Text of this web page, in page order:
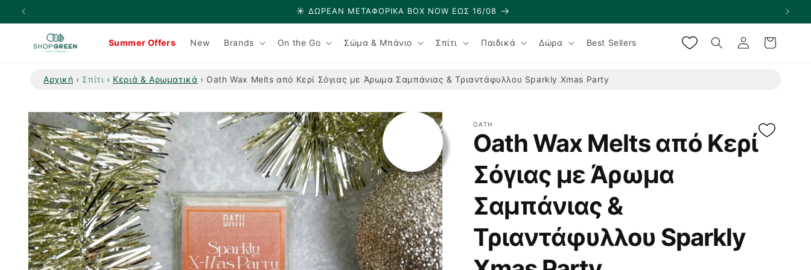
μετάβαση
☀️ ΔΩΡΕΑΝ ΜΕΤΑΦΟΡΙΚΑ BOX NOW ΕΩΣ 16/08
Summer Offers New Brands On the Go Σώμα & Μπάνιο Σπίτι Παιδικά Δώρα Best Sellers Σύνδεση Καλάθι
Αρχική › Σπίτι › Κεριά & Αρωματικά › Oath Wax Melts από Κερί Σόγιας με Άρωμα Σαμπάνιας & Τριαντάφυλλου Sparkly Xmas Party
στις
πληροφορίες
προϊόντος
OATH
Oath Wax Melts από Κερί
Σόγιας με Άρωμα
Σαμπάνιας &
Τριαντάφυλλου Sparkly